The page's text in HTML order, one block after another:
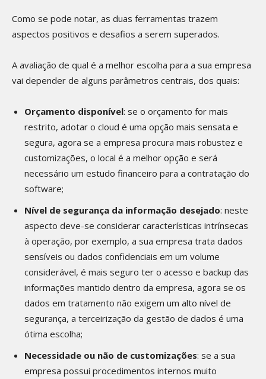
Como se pode notar, as duas ferramentas trazem
aspectos positivos e desafios a serem superados.
A avaliação de qual é a melhor escolha para a sua empresa
vai depender de alguns parâmetros centrais, dos quais:
Orçamento disponível: se o orçamento for mais
restrito, adotar o cloud é uma opção mais sensata e
segura, agora se a empresa procura mais robustez e
customizações, o local é a melhor opção e será
necessário um estudo financeiro para a contratação do
software;
Nível de segurança da informação desejado: neste
aspecto deve-se considerar características intrínsecas
à operação, por exemplo, a sua empresa trata dados
sensíveis ou dados confidenciais em um volume
considerável, é mais seguro ter o acesso e backup das
informações mantido dentro da empresa, agora se os
dados em tratamento não exigem um alto nível de
segurança, a terceirização da gestão de dados é uma
ótima escolha;
Necessidade ou não de customizações: se a sua
empresa possui procedimentos internos muito